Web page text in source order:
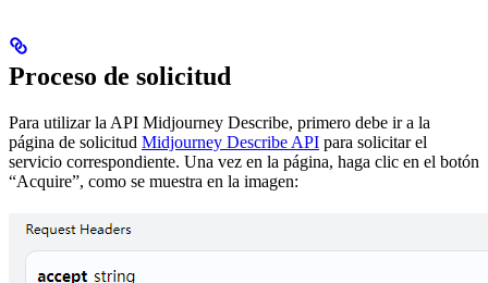
Proceso de solicitud
Para utilizar la API Midjourney Describe, primero debe ir a la
página de solicitud Midjourney Describe API para solicitar el
servicio correspondiente. Una vez en la página, haga clic en el botón
“Acquire”, como se muestra en la imagen: